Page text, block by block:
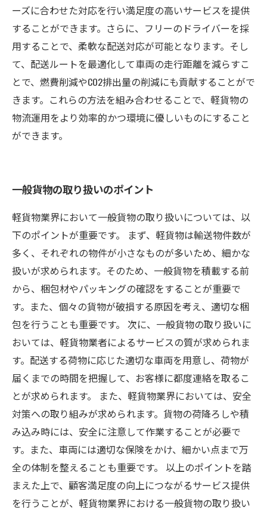
ーズに合わせた対応を行い満足度の高いサービスを提供
することができます。さらに、フリーのドライバーを採
用することで、柔軟な配送対応が可能となります。そし
て、配送ルートを最適化して車両の走行距離を減らすこ
とで、燃費削減やCO2排出量の削減にも貢献することがで
きます。これらの方法を組み合わせることで、軽貨物の
物流運用をより効率的かつ環境に優しいものにすること
ができます。
一般貨物の取り扱いのポイント
軽貨物業界において一般貨物の取り扱いについては、以
下のポイントが重要です。 まず、軽貨物は輸送物件数が
多く、それぞれの物件が小さなものが多いため、細かな
扱いが求められます。そのため、一般貨物を積載する前
から、梱包材やパッキングの確認をすることが重要で
す。また、個々の貨物が破損する原因を考え、適切な梱
包を行うことも重要です。 次に、一般貨物の取り扱いに
おいては、軽貨物業者によるサービスの質が求められま
す。配送する荷物に応じた適切な車両を用意し、荷物が
届くまでの時間を把握して、お客様に都度連絡を取るこ
とが求められます。 また、軽貨物業界においては、安全
対策への取り組みが求められます。貨物の荷降ろしや積
み込み時には、安全に注意して作業することが必要で
す。また、車両には適切な保険をかけ、細かい点まで万
全の体制を整えることも重要です。 以上のポイントを踏
まえた上で、顧客満足度の向上につながるサービス提供
を行うことが、軽貨物業界における一般貨物の取り扱い